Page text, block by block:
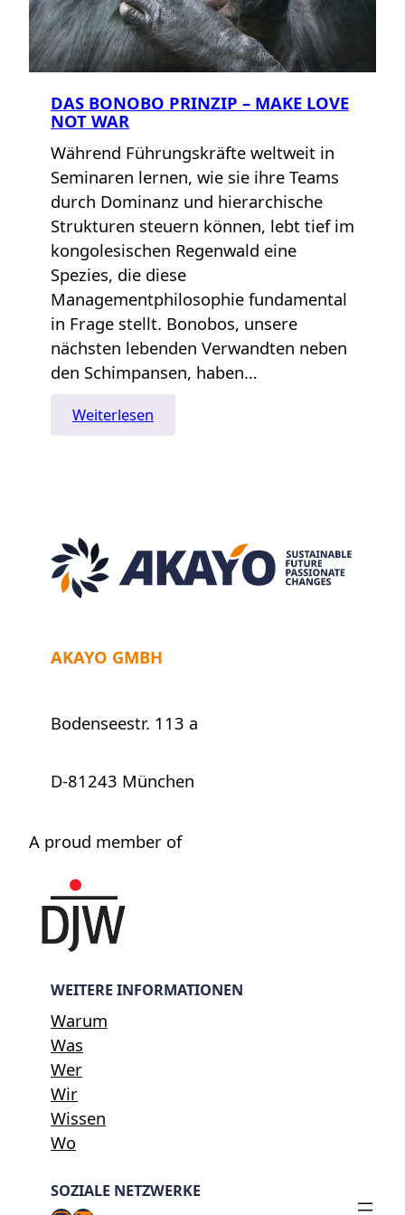
DAS BONOBO PRINZIP – MAKE LOVE
NOT WAR
Während Führungskräfte weltweit in
Seminaren lernen, wie sie ihre Teams
durch Dominanz und hierarchische
Strukturen steuern können, lebt tief im
kongolesischen Regenwald eine
Spezies, die diese
Managementphilosophie fundamental
in Frage stellt. Bonobos, unsere
nächsten lebenden Verwandten neben
den Schimpansen, haben…
Weiterlesen
Das
Not
War
AKAYO GMBH
Bodenseestr. 113 a
D-81243 München
A proud member of
WEITERE INFORMATIONEN
Warum
Was
Wer
Wir
Wissen
Wo
SOZIALE NETZWERKE